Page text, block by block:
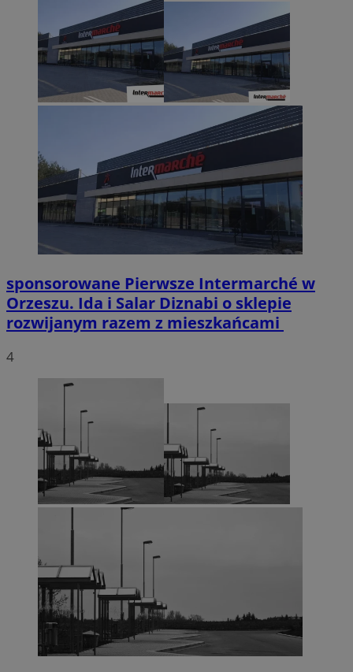
sponsorowane Pierwsze Intermarché w
Orzeszu. Ida i Salar Diznabi o sklepie
rozwijanym razem z mieszkańcami
4